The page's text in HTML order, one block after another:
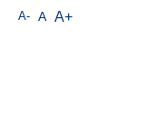
A- A A+